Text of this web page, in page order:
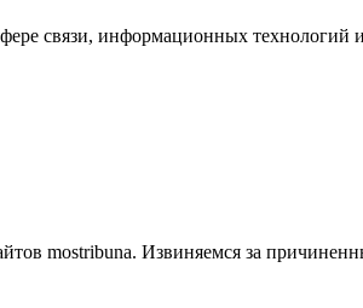
связи, информационных
mostribuna. Извиняемся за